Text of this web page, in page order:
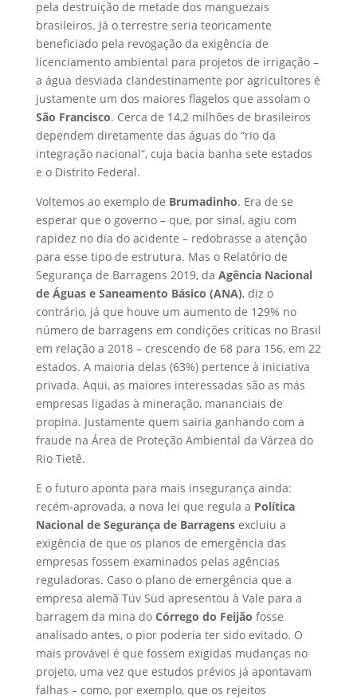
pela destruição de metade dos manguezais
brasileiros. Já o terrestre seria teoricamente
beneficiado pela revogação da exigência de
licenciamento ambiental para projetos de irrigação –
a água desviada clandestinamente por agricultores é
justamente um dos maiores flagelos que assolam o
São Francisco. Cerca de 14,2 milhões de brasileiros
dependem diretamente das águas do “rio da
integração nacional”, cuja bacia banha sete estados
e o Distrito Federal.
Voltemos ao exemplo de Brumadinho. Era de se
esperar que o governo – que, por sinal, agiu com
rapidez no dia do acidente – redobrasse a atenção
para esse tipo de estrutura. Mas o Relatório de
Segurança de Barragens 2019, da Agência Nacional
de Águas e Saneamento Básico (ANA), diz o
contrário, já que houve um aumento de 129% no
número de barragens em condições críticas no Brasil
em relação a 2018 – crescendo de 68 para 156, em 22
estados. A maioria delas (63%) pertence à iniciativa
privada. Aqui, as maiores interessadas são as más
empresas ligadas à mineração, mananciais de
propina. Justamente quem sairia ganhando com a
fraude na Área de Proteção Ambiental da Várzea do
Rio Tietê.
E o futuro aponta para mais insegurança ainda:
recém-aprovada, a nova lei que regula a Política
Nacional de Segurança de Barragensexcluiu a
exigência de que os planos de emergência das
empresas fossem examinados pelas agências
reguladoras. Caso o plano de emergência que a
empresa alemã Tüv Süd apresentou à Vale para a
barragem da mina do Córrego do Feijão fosse
analisado antes, o pior poderia ter sido evitado. O
mais provável é que fossem exigidas mudanças no
projeto, uma vez que estudos prévios já apontavam
falhas – como, por exemplo, que os rejeitos